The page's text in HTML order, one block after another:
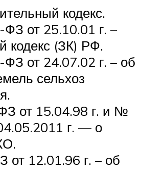
кодекс.
от 25.10.01 г. –
кодекс (ЗК) РФ.
от 24.07.02 г. – об
сельхоз
от 15.04.98 г. и №
г. — о
12.01.96 г. – об